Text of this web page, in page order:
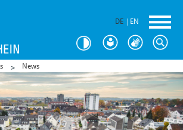
DE EN
News